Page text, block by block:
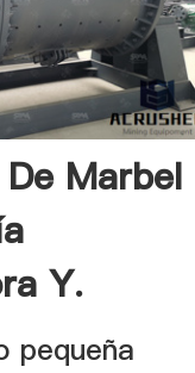
Marbel
Y.
pequeña